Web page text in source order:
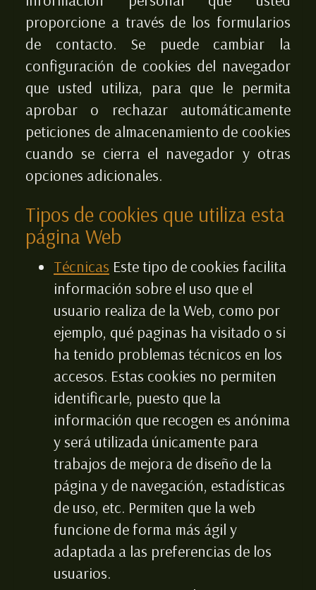
proporcione a través de los formularios
de contacto. Se puede cambiar la
configuración de cookies del navegador
que usted utiliza, para que le permita
aprobar o rechazar automáticamente
peticiones de almacenamiento de cookies
cuando se cierra el navegador y otras
opciones adicionales.
Tipos de cookies que utiliza esta
página Web
Técnicas Este tipo de cookies facilita
información sobre el uso que el
usuario realiza de la Web, como por
ejemplo, qué paginas ha visitado o si
ha tenido problemas técnicos en los
accesos. Estas cookies no permiten
identificarle, puesto que la
información que recogen es anónima
y será utilizada únicamente para
trabajos de mejora de diseño de la
página y de navegación, estadísticas
de uso, etc. Permiten que la web
funcione de forma más ágil y
adaptada a las preferencias de los
usuarios.